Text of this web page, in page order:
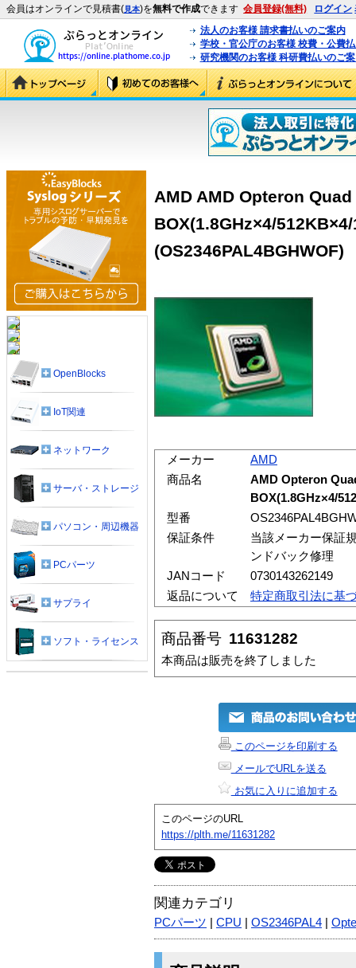
会員はオンラインで見積書(見本)を無料で作成できます 会員登録(無料) ログイン
法人のお客様 請求書払いのご案内
学校・官公庁のお客様 校費・公費
研究機関のお客様 科研費払いのご
AMD AMD Opteron
BOX(1.8GHz×4/
(OS2346PAL4BGHWOF)
メーカー
AMD
商品名
AMD Opteron
BOX(1.8GHz×4/
型番
保証条件
当該メーカー保証
ンドバック修理
JANコード
0730143262149
返品について
特定商取引法に基
商品番号 11631282
本商品は販売を終了しました
このページを印刷する
メールでURLを送る
お気に入りに追加する
このページのURL
https://plth.me/11631282
関連カテゴリ
PCパーツ CPU OS2346PAL4
OpenBlocks
IoT関連
ネットワーク
サーバ・ストレージ
パソコン・周辺機器
PCパーツ
サプライ
ソフト・ライセンス